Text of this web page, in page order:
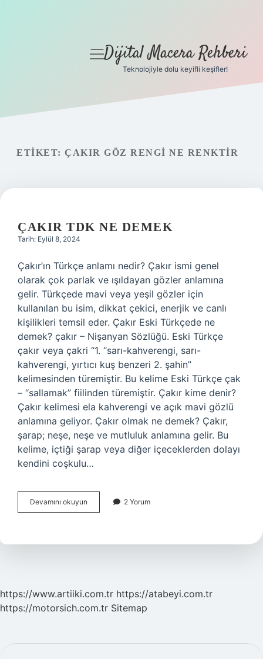
Gizlilik Politikası
menüyü
Dijital Macera Rehberi
Teknolojiyle dolu keyifli keşifler!
ETIKET: ÇAKIR GÖZ RENGI NE RENKTIR
ÇAKIR TDK NE DEMEK
Tarih: Eylül 8, 2024
Çakır’ın Türkçe anlamı nedir? Çakır ismi genel
olarak çok parlak ve ışıldayan gözler anlamına
gelir. Türkçede mavi veya yeşil gözler için
kullanılan bu isim, dikkat çekici, enerjik ve canlı
kişilikleri temsil eder. Çakır Eski Türkçede ne
demek? çakır – Nişanyan Sözlüğü. Eski Türkçe
çakır veya çakri “1. “sarı-kahverengi, sarı-
kahverengi, yırtıcı kuş benzeri 2. şahin”
kelimesinden türemiştir. Bu kelime Eski Türkçe çak
– “sallamak” fiilinden türemiştir. Çakır kime denir?
Çakır kelimesi ela kahverengi ve açık mavi gözlü
anlamına geliyor. Çakır olmak ne demek? Çakır,
şarap; neşe, neşe ve mutluluk anlamına gelir. Bu
kelime, içtiği şarap veya diğer içeceklerden dolayı
kendini coşkulu…
Devamını okuyun
Tdk
2 Yorum
https://www.artiiki.com.tr https://atabeyi.com.tr
https://motorsich.com.tr Sitemap